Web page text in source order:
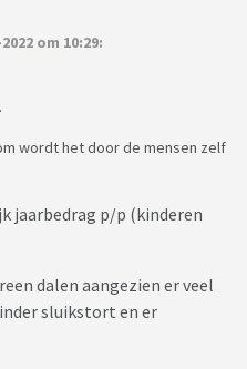
om 10:29:
wordt het door de mensen zelf
jaarbedrag p/p (kinderen
dalen aangezien er veel
sluikstort en er